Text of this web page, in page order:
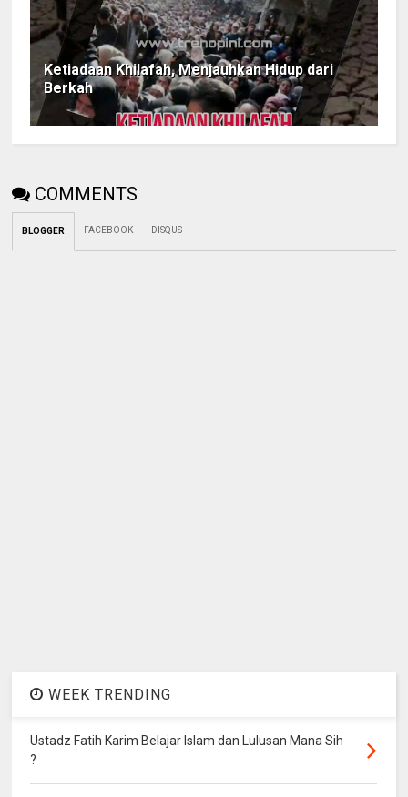
Ketiadaan Khilafah, Menjauhkan Hidup dari
Berkah
COMMENTS
BLOGGER FACEBOOK DISQUS
WEEK TRENDING
Ustadz Fatih Karim Belajar Islam dan Lulusan Mana Sih
?